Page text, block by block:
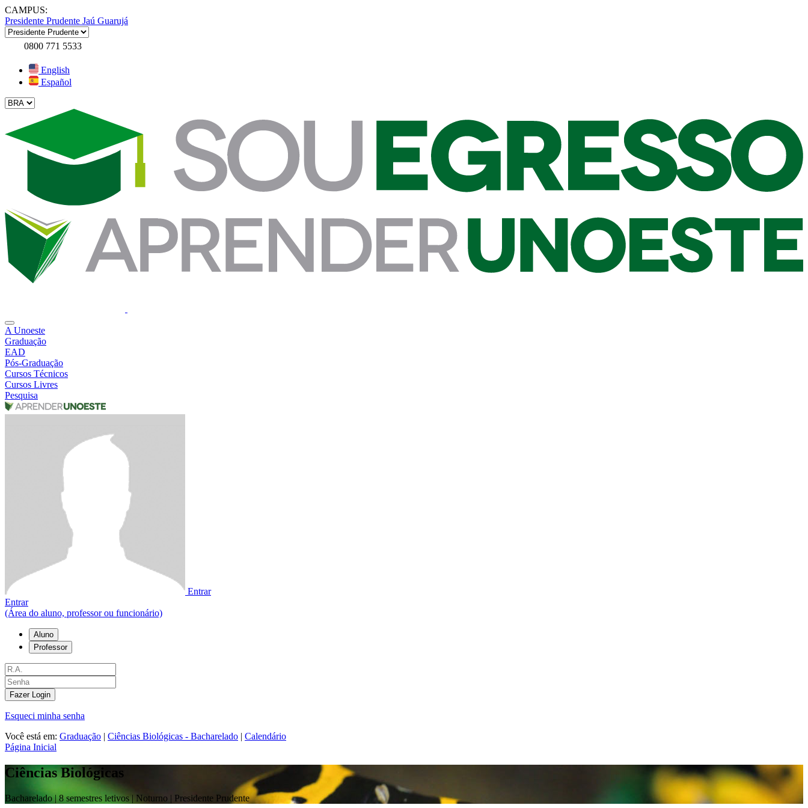
CAMPUS:
Presidente Prudente Jaú Guarujá
0800 771 5533
English
Español
A Unoeste
Graduação
EAD
Pós-Graduação
Cursos Técnicos
Cursos Livres
Pesquisa
Entrar
Entrar
(Área do aluno, professor ou funcionário)
Aluno
Professor
Fazer Login
Esqueci minha senha
Você está em: Graduação | Ciências Biológicas - Bacharelado | Calendário
Página Inicial
Ciências Biológicas
Bacharelado |8 semestres letivos | Noturno | Presidente Prudente